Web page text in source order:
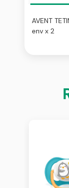
AVENT
env x 2